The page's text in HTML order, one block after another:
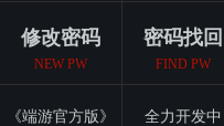
修改密码
NEW PW
密码找回
FIND PW
《端游官方版》
全力开发中